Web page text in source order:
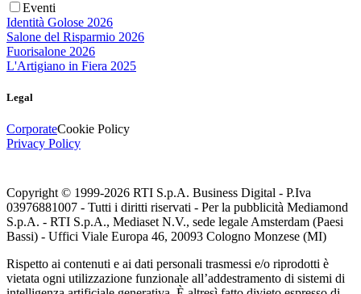
Eventi
Identità Golose 2026
Salone del Risparmio 2026
Fuorisalone 2026
L'Artigiano in Fiera 2025
Legal
CorporateCookie Policy
Privacy Policy
Copyright © 1999-2026 RTI S.p.A. Business Digital - P.Iva
03976881007 - Tutti i diritti riservati - Per la pubblicità Mediamond
S.p.A. - RTI S.p.A., Mediaset N.V., sede legale Amsterdam (Paesi
Bassi) - Uffici Viale Europa 46, 20093 Cologno Monzese (MI)
Rispetto ai contenuti e ai dati personali trasmessi e/o riprodotti è
vietata ogni utilizzazione funzionale all’addestramento di sistemi di